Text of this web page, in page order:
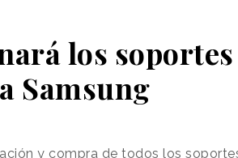
los
Samsung
y compra de todos los